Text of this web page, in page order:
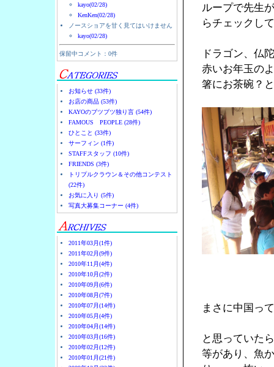
kayo(02/28)
KenKen(02/28)
ノースショアを甘く見てはいけません
kayo(02/28)
保留中コメント：0件
お知らせ (33件)
お店の商品 (53件)
KAYOのブツブツ独り言 (54件)
FAMOUS PEOPLE (28件)
ひとこと (33件)
サーフィン (1件)
STAFFスタッフ (10件)
FRIENDS (3件)
トリプルクラウン＆その他コンテスト
(22件)
お気に入り (5件)
写真大募集コーナー (4件)
2011年03月(1件)
2011年02月(9件)
2010年11月(4件)
2010年10月(2件)
2010年09月(6件)
2010年08月(7件)
2010年07月(14件)
2010年05月(4件)
2010年04月(14件)
2010年03月(16件)
2010年02月(12件)
2010年01月(21件)
ループで先生
らチェックし
ドラゴン、仏
赤いお年玉の
箸にお茶碗？
まさに中国っ
と思っていた
等があり、魚